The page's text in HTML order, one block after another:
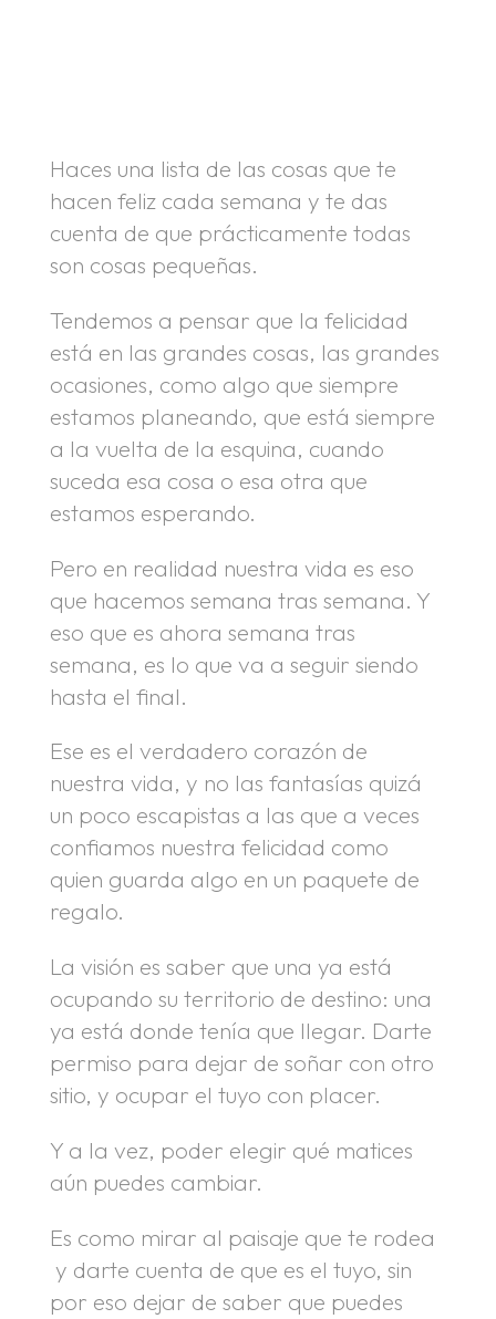
Haces una lista de las cosas que te
hacen feliz cada semana y te das
cuenta de que prácticamente todas
son cosas pequeñas.
Tendemos a pensar que la felicidad
está en las grandes cosas, las grandes
ocasiones, como algo que siempre
estamos planeando, que está siempre
a la vuelta de la esquina, cuando
suceda esa cosa o esa otra que
estamos esperando.
Pero en realidad nuestra vida es eso
que hacemos semana tras semana. Y
eso que es ahora semana tras
semana, es lo que va a seguir siendo
hasta el final.
Ese es el verdadero corazón de
nuestra vida, y no las fantasías quizá
un poco escapistas a las que a veces
confiamos nuestra felicidad como
quien guarda algo en un paquete de
regalo.
La visión es saber que una ya está
ocupando su territorio de destino: una
ya está donde tenía que llegar. Darte
permiso para dejar de soñar con otro
sitio, y ocupar el tuyo con placer.
Y a la vez, poder elegir qué matices
aún puedes cambiar.
Es como mirar al paisaje que te rodea
y darte cuenta de que es el tuyo, sin
por eso dejar de saber que puedes